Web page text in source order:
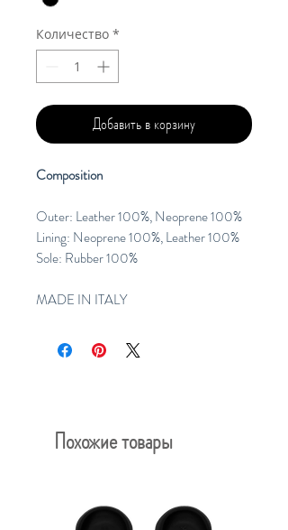
Количество *
Добавить в корзину
Composition
Outer: Leather 100%, Neoprene 100%
Lining: Neoprene 100%, Leather 100%
Sole: Rubber 100%
MADE IN ITALY
Похожие товары